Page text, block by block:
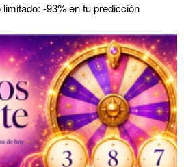
-93% en tu predicción